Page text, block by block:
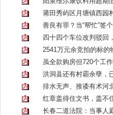
莆田秀屿区月塘镇西园
善良有罪？当“帮忙”签
四十四个车位改判驳回
2541万元余竞拍的标的
虽全款购房但720个工
洪洞县还有村霸余孽，
排水无声、推诿有术河
红章盖得住文书，盖不
长春二道法院：当事人